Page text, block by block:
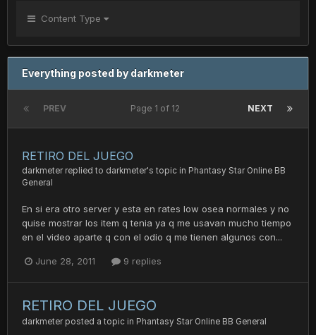
Content Type
Everything posted by darkmeter
PREV NEXT
Page 1 of 12
RETIRO DEL JUEGO
darkmeter replied to darkmeter's topic in Phantasy Star Online BB
General
En si era otro server y esta en rates low osea normales y no
quise mostrar los item q tenia ya q me usavan mucho tiempo
en el video aparte q con el odio q me tienen algunos con...
June 28, 2011 9 replies
RETIRO DEL JUEGO
darkmeter posted a topic in Phantasy Star Online BB General